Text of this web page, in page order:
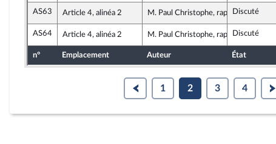
AS63 Article 4, alinéa 2 M. Paul Christophe, rapporteur
Discuté
AS64 Article 4, alinéa 2 M. Paul Christophe, rapporteur
Discuté
n° Emplacement Auteur État
1 2 3 4